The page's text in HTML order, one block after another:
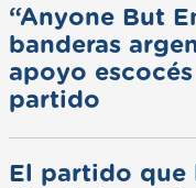
“Anyone But
banderas
apoyo escocés
partido
El partido que